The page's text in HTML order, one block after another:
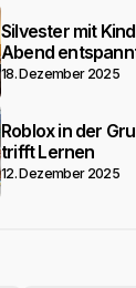
Silvester mit
Abend
18. Dezember 2025
Roblox in der
trifft Lernen
12. Dezember 2025